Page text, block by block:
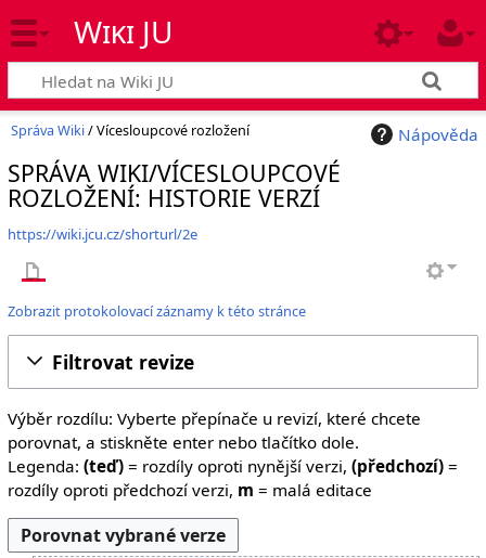
Wiki JU
Nápověda
Správa Wiki/ Vícesloupcové rozložení
SPRÁVA WIKI/VÍCESLOUPCOVÉ
ROZLOŽENÍ: HISTORIE VERZÍ
https://wiki.jcu.cz/shorturl/2e
Zobrazit protokolovací záznamy k této stránce
Filtrovat revize
Výběr rozdílu: Vyberte přepínače u revizí, které chcete
porovnat, a stiskněte enter nebo tlačítko dole.
Legenda: (teď)= rozdíly oproti nynější verzi, (předchozí)=
rozdíly oproti předchozí verzi, m = malá editace